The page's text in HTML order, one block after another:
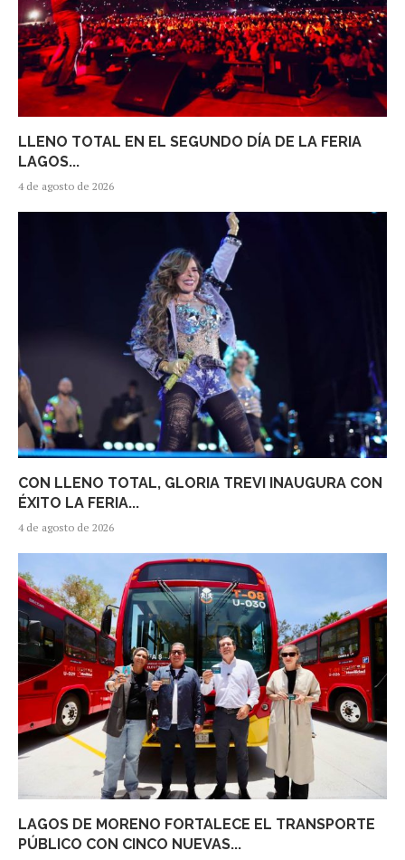
LLENO TOTAL EN EL SEGUNDO DÍA DE LA FERIA
LAGOS...
4 de agosto de 2026
CON LLENO TOTAL, GLORIA TREVI INAUGURA CON
ÉXITO LA FERIA...
4 de agosto de 2026
LAGOS DE MORENO FORTALECE EL TRANSPORTE
PÚBLICO CON CINCO NUEVAS...